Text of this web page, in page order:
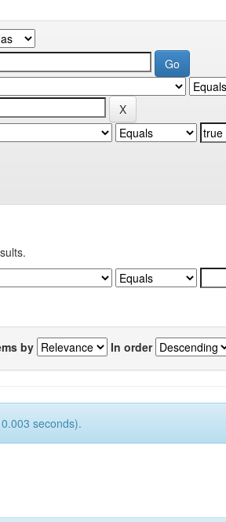
by In order
seconds).